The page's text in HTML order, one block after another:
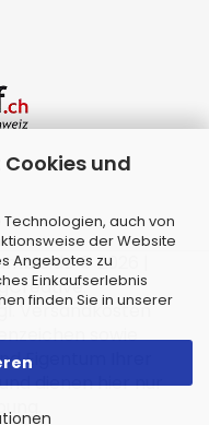
und
auch von
der Website
Angebotes zu
Einkaufserlebnis
finden Sie in unserer
© 2026 |
.
Versandkosten
sowie
Eigentum Ihrer
dienen hier nur